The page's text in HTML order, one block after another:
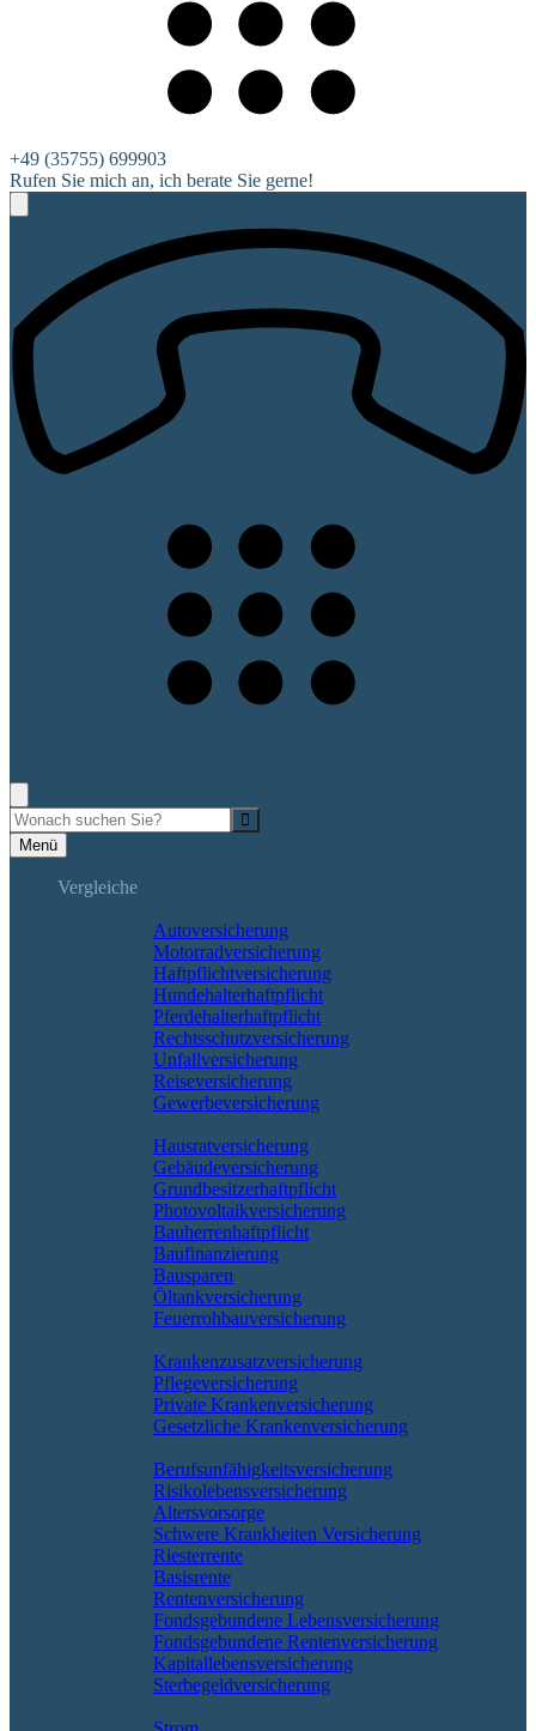
+49 (35755) 699903
Rufen Sie mich an, ich berate Sie gerne!
Menü
Vergleiche
Autoversicherung
Motorradversicherung
Haftpflichtversicherung
Hundehalterhaftpflicht
Pferdehalterhaftpflicht
Rechtsschutzversicherung
Unfallversicherung
Reiseversicherung
Gewerbeversicherung
Hausratversicherung
Gebäudeversicherung
Grundbesitzerhaftpflicht
Photovoltaikversicherung
Bauherrenhaftpflicht
Baufinanzierung
Bausparen
Öltankversicherung
Feuerrohbauversicherung
Krankenzusatzversicherung
Pflegeversicherung
Private Krankenversicherung
Gesetzliche Krankenversicherung
Berufs­unfähigkeitsversicherung
Risikolebensversicherung
Altersvorsorge
Schwere Krankheiten Versicherung
Riesterrente
Basisrente
Rentenversicherung
Fondsgebundene Lebensversicherung
Fondsgebundene Rentenversicherung
Kapitallebensversicherung
Sterbegeldversicherung